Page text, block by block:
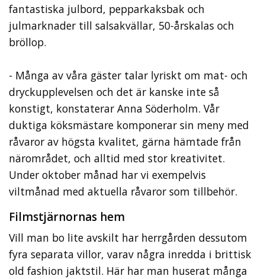
fantastiska julbord, pepparkaksbak och
julmarknader till salsakvällar, 50-årskalas och
bröllop.
- Många av våra gäster talar lyriskt om mat- och
dryckupplevelsen och det är kanske inte så
konstigt, konstaterar Anna Söderholm. Vår
duktiga köksmästare komponerar sin meny med
råvaror av högsta kvalitet, gärna hämtade från
närområdet, och alltid med stor kreativitet.
Under oktober månad har vi exempelvis
viltmånad med aktuella råvaror som tillbehör.
Filmstjärnornas hem
Vill man bo lite avskilt har herrgården dessutom
fyra separata villor, varav några inredda i brittisk
old fashion jaktstil. Här har man huserat många